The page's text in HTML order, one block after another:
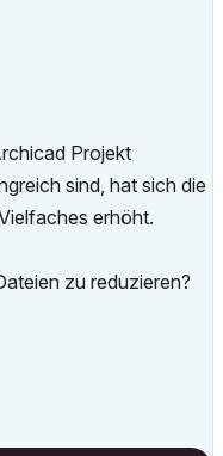
Projekt
sind, hat sich die
erhöht.
zu reduzieren?